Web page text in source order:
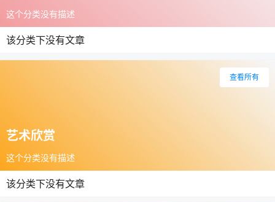
这个分类没有描述
该分类下没有文章
艺术欣赏
这个分类没有描述
查看所有
该分类下没有文章